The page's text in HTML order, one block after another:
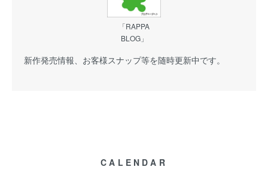
「RAPPA
BLOG」
新作発売情報、お客様スナップ等を随時更新中です。
CALENDAR